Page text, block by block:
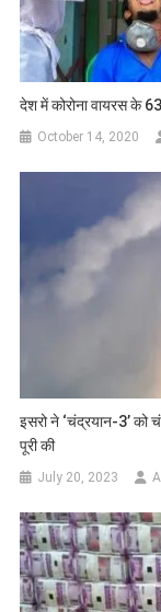
देश में कोरोना वायरस के
October 14, 2020
इसरो ने ‘चंद्रयान-3’ को
पूरी की
July 20, 2023